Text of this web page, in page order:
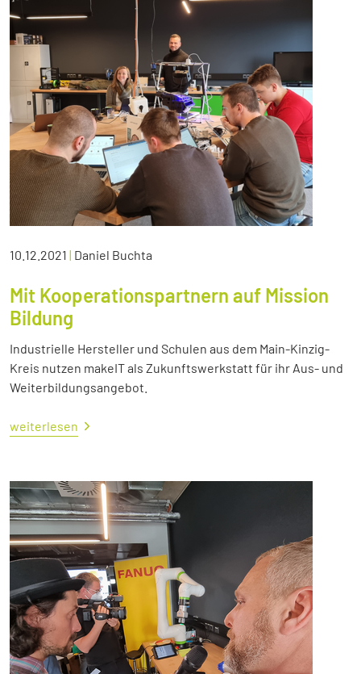
10.12.2021 | Daniel Buchta
Mit Kooperationspartnern auf Mission
Bildung
Industrielle Hersteller und Schulen aus dem Main-Kinzig-
Kreis nutzen makeIT als Zukunftswerkstatt für ihr Aus- und
Weiterbildungsangebot.
weiterlesen